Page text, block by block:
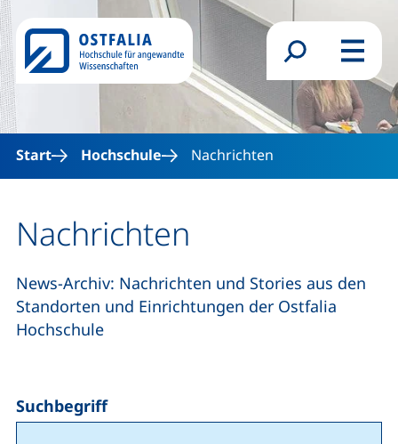
Direkt zum Inhalt
Suchformular
Menü
Start Hochschule Nachrichten
Nachrichten
News-Archiv: Nachrichten und Stories aus den
Standorten und Einrichtungen der Ostfalia
Hochschule
Suchbegriff